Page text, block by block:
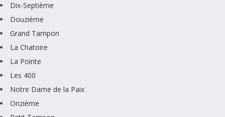
Dix-Septième
Douzième
Grand Tampon
La Chatoire
La Pointe
Les 400
Notre Dame de la Paix
Onzième